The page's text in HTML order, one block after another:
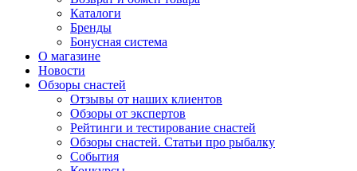
Каталоги
Бренды
Бонусная система
О магазине
Новости
Обзоры снастей
Отзывы от наших клиентов
Обзоры от экспертов
Рейтинги и тестирование снастей
Обзоры снастей. Статьи про рыбалку
События